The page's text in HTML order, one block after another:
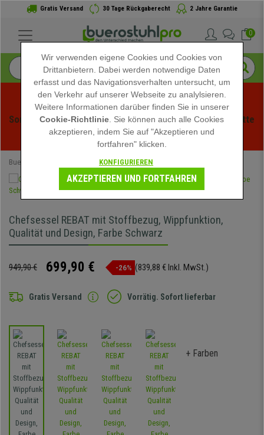
Gratis Versand 30 Tage Rückgaberecht 2 Jahre Garantie
0
Sommerschlussverauf bei buerstuhlpro! Exklusive Rabatte
für kurze Zeit - Aktion ansehen -
Buerostuhlpro
Chefsessel REBAT mit Stoffbezug, Wippfunktion,
Qualität und Design, Farbe Schwarz
949,90 € 699,90 € -26% (839,88 € Inkl. MwSt.)
Gratis Versand Vorrätig. Sofort lieferbar
+ Farben
Wir verwenden eigene Cookies und Cookies von
Drittanbietern. Dabei werden notwendige Daten
erfasst und das Navigationsverhalten untersucht, um
den Verkehr auf unserer Webseite zu analylsieren.
Weitere Informationen darüber finden Sie in unserer
Cookie-Richtlinie . Sie können auch alle Cookies
akzeptieren, indem Sie auf "Akzeptieren und
fortfahren" klicken.
KONFIGURIEREN
AKZEPTIEREN UND FORTFAHREN